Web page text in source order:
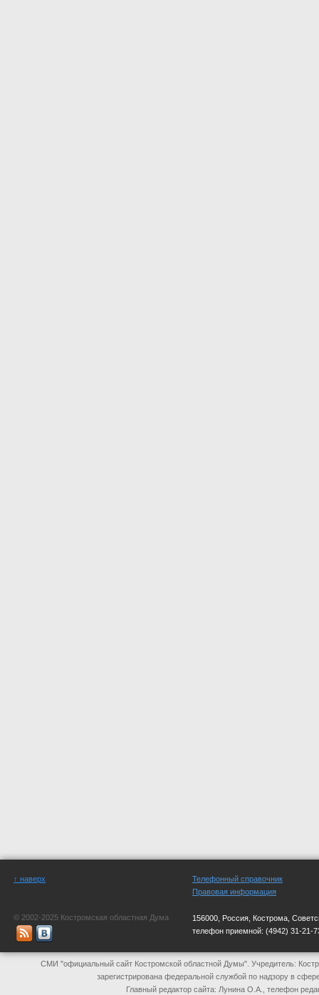
↑ наверх
© 2002-2025 Костромская областная Дума
Телефонный справочник
Правовая информация
156000, Россия, Кострома,
телефон приемной: (4942) 31-21-
СМИ "официальный сайт Костромской областной Думы". Учредитель:
зарегистрирована федеральной службой по надзору в
Главный редактор сайта: Лунина О.А., телефон